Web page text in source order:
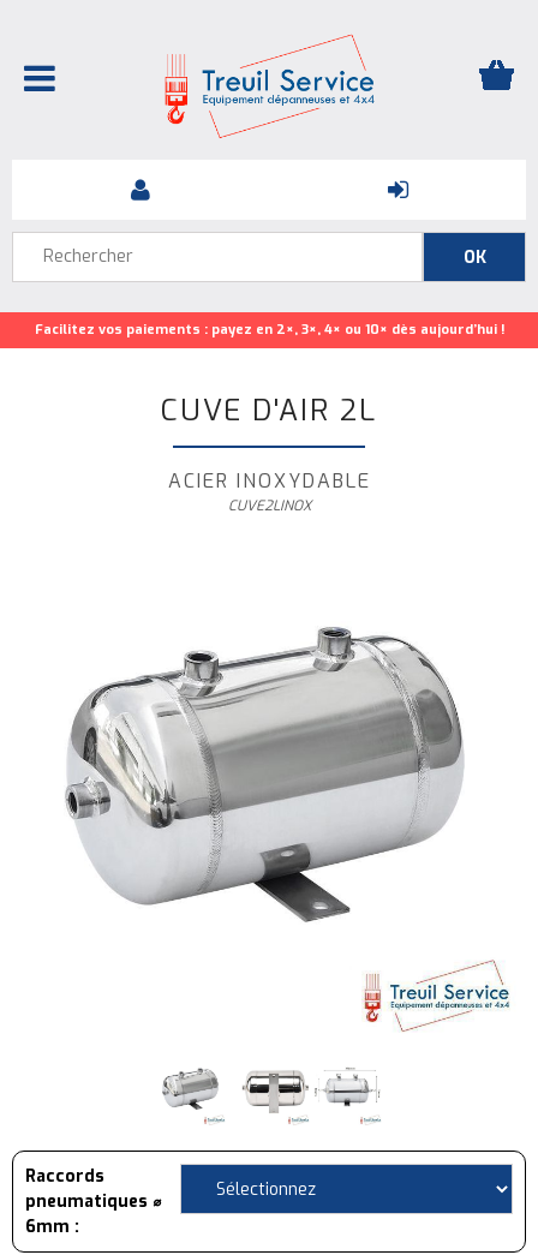
Facilitez vos paiements : payez en 2×, 3×, 4× ou 10× dès aujourd’hui !
CUVE D'AIR 2L
ACIER INOXYDABLE
CUVE2LINOX
Raccords
pneumatiques ⌀
6mm :